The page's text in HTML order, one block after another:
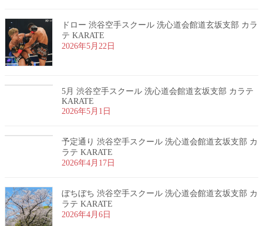
ドロー 渋谷空手スクール 洗心道会館道玄坂支部 カラ
テ KARATE
2026年5月22日
5月 渋谷空手スクール 洗心道会館道玄坂支部 カラテ
KARATE
2026年5月1日
予定通り 渋谷空手スクール 洗心道会館道玄坂支部 カ
ラテ KARATE
2026年4月17日
ぼちぼち 渋谷空手スクール 洗心道会館道玄坂支部 カ
ラテ KARATE
2026年4月6日